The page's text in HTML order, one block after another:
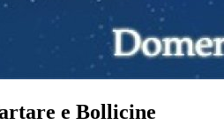
e Bollicine